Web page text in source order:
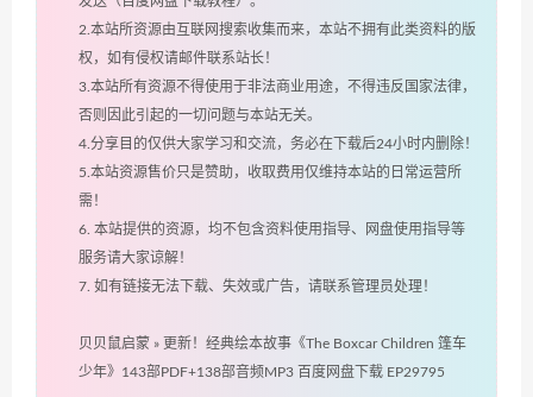
2.本站所资源由互联网搜索收集而来，本站不拥有此类资料的版
权，如有侵权请邮件联系站长！
3.本站所有资源不得使用于非法商业用途，不得违反国家法律，
否则因此引起的一切问题与本站无关。
4.分享目的仅供大家学习和交流，务必在下载后24小时内删除！
5.本站资源售价只是赞助，收取费用仅维持本站的日常运营所
需！
6. 本站提供的资源，均不包含资料使用指导、网盘使用指导等
服务请大家谅解！
7. 如有链接无法下载、失效或广告，请联系管理员处理！
贝贝鼠启蒙 » 更新！经典绘本故事《The Boxcar Children 篷车
少年》143部PDF+138部音频MP3 百度网盘下载 EP29795